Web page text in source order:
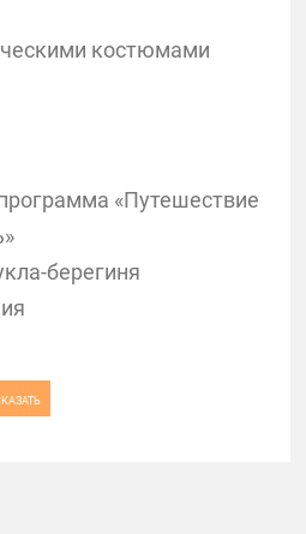
костюмами
«Путешествие
берегиня